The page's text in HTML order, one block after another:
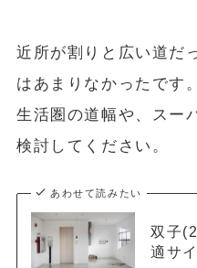
近所が割りと広い道だ
はあまりなかったです。
生活圏の道幅や、スー
検討してください。
あわせて読みたい
双子
適サ